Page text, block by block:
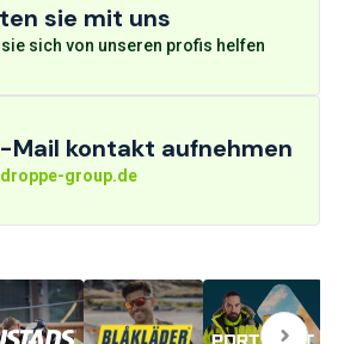
sie mit uns
sie sich von unseren profis helfen
Mail kontakt aufnehmen
group.de